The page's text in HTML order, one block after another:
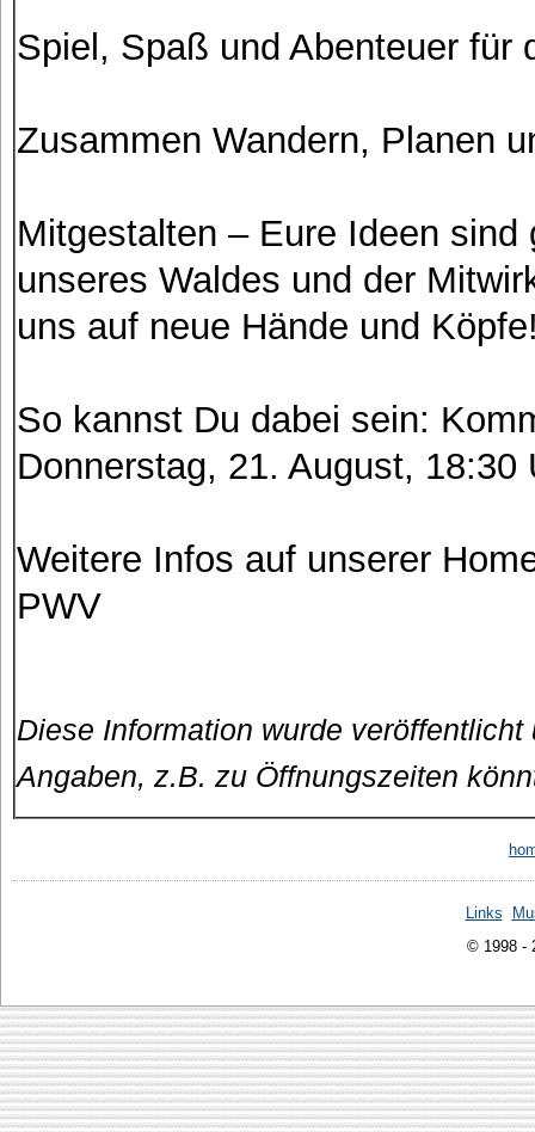
Spiel, Spaß und Abenteuer für
Zusammen Wandern, Planen
Mitgestalten – Eure Ideen
unseres Waldes und der
uns auf neue Hände und
So kannst Du dabei sein:
Donnerstag, 21. August, 18:30
Weitere Infos auf unserer
PWV
Diese Information wurde
Angaben, z.B. zu Öffnungszeiten
Links
© 1998 -